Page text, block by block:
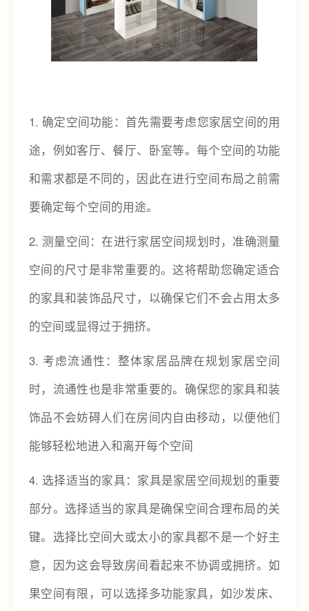
1.确定空间功能：首先需要考虑您家居空间的用
途，例如客厅、餐厅、卧室等。每个空间的功能
和需求都是不同的，因此在进行空间布局之前需
要确定每个空间的用途。
2. 测量空间：在进行家居空间规划时，准确测量
空间的尺寸是非常重要的。这将帮助您确定适合
的家具和装饰品尺寸，以确保它们不会占用太多
的空间或显得过于拥挤。
3. 考虑流通性：整体家居品牌在规划家居空间
时，流通性也是非常重要的。确保您的家具和装
饰品不会妨碍人们在房间内自由移动，以便他们
能够轻松地进入和离开每个空间
4. 选择适当的家具：家具是家居空间规划的重要
部分。选择适当的家具是确保空间合理布局的关
键。选择比空间大或太小的家具都不是一个好主
意，因为这会导致房间看起来不协调或拥挤。如
果空间有限，可以选择多功能家具，如沙发床、